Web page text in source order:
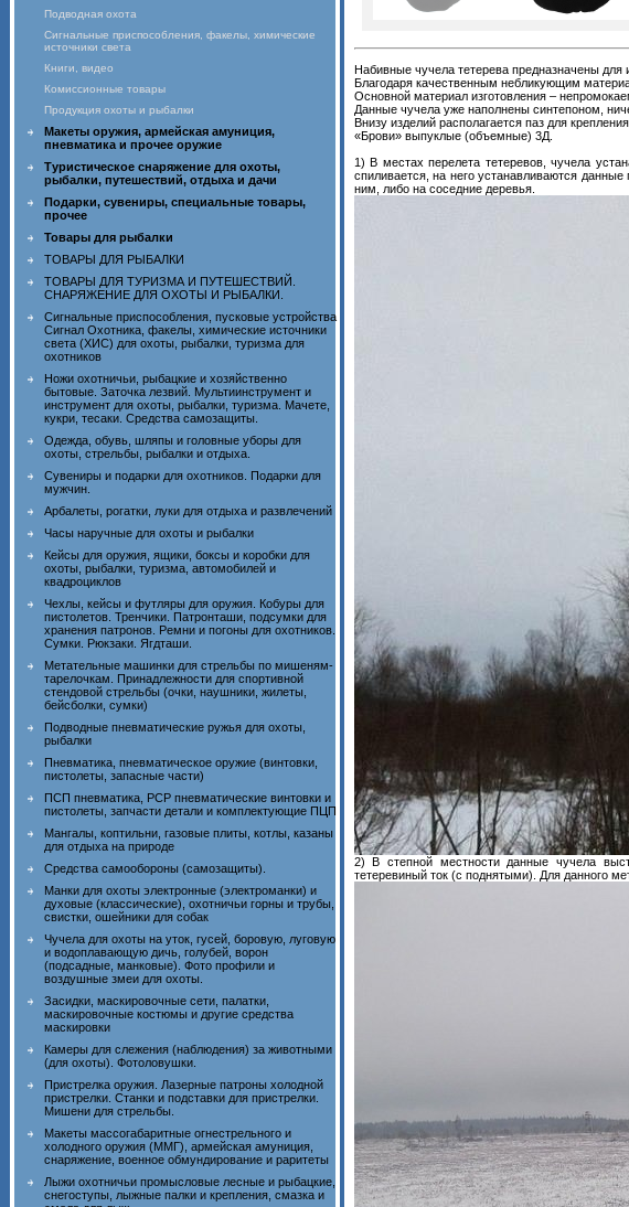
Подводная охота
Сигнальные приспособления, факелы, химические
источники света
Книги, видео
Комиссионные товары
Продукция охоты и рыбалки
Макеты оружия, армейская амуниция,
пневматика и прочее оружие
Туристическое снаряжение для охоты,
рыбалки, путешествий, отдыха и дачи
Подарки, сувениры, специальные товары,
прочее
Товары для рыбалки
ТОВАРЫ ДЛЯ РЫБАЛКИ
ТОВАРЫ ДЛЯ ТУРИЗМА И ПУТЕШЕСТВИЙ.
СНАРЯЖЕНИЕ ДЛЯ ОХОТЫ И РЫБАЛКИ.
Сигнальные приспособления, пусковые устройства
Сигнал Охотника, факелы, химические источники
света (ХИС) для охоты, рыбалки, туризма для
охотников
Ножи охотничьи, рыбацкие и хозяйственно
бытовые. Заточка лезвий. Мультиинструмент и
инструмент для охоты, рыбалки, туризма. Мачете,
кукри, тесаки. Средства самозащиты.
Одежда, обувь, шляпы и головные уборы для
охоты, стрельбы, рыбалки и отдыха.
Сувениры и подарки для охотников. Подарки для
мужчин.
Арбалеты, рогатки, луки для отдыха и развлечений
Часы наручные для охоты и рыбалки
Кейсы для оружия, ящики, боксы и коробки для
охоты, рыбалки, туризма, автомобилей и
квадроциклов
Чехлы, кейсы и футляры для оружия. Кобуры для
пистолетов. Тренчики. Патронташи, подсумки для
хранения патронов. Ремни и погоны для охотников.
Сумки. Рюкзаки. Ягдташи.
Метательные машинки для стрельбы по мишеням-
тарелочкам. Принадлежности для спортивной
стендовой стрельбы (очки, наушники, жилеты,
бейсболки, сумки)
Подводные пневматические ружья для охоты,
рыбалки
Пневматика, пневматическое оружие (винтовки,
пистолеты, запасные части)
ПСП пневматика, PCP пневматические винтовки и
пистолеты, запчасти детали и комплектующие ПЦП
Мангалы, коптильни, газовые плиты, котлы, казаны
для отдыха на природе
Средства самообороны (самозащиты).
Манки для охоты электронные (электроманки) и
духовые (классические), охотничьи горны и трубы,
свистки, ошейники для собак
Чучела для охоты на уток, гусей, боровую, луговую
и водоплавающую дичь, голубей, ворон
(подсадные, манковые). Фото профили и
воздушные змеи для охоты.
Засидки, маскировочные сети, палатки,
маскировочные костюмы и другие средства
маскировки
Камеры для слежения (наблюдения) за животными
(для охоты). Фотоловушки.
Пристрелка оружия. Лазерные патроны холодной
пристрелки. Станки и подставки для пристрелки.
Мишени для стрельбы.
Макеты массогабаритные огнестрельного и
холодного оружия (ММГ), армейская амуниция,
снаряжение, военное обмундирование и раритеты
Лыжи охотничьи промысловые лесные и рыбацкие,
снегоступы, лыжные палки и крепления, смазка и
Набивные чучела тетерева предназначены для
Благодаря качественным небликующим
Основной материал изготовления –
Данные чучела уже наполнены синтепоном,
Внизу изделий располагается паз для крепления
«Брови» выпуклые (объемные) 3Д.
1) В местах перелета тетеревов, чучела
спиливается, на него устанавливаются
ним, либо на соседние деревья.
2) В степной местности данные чучела
тетеревиный ток (с поднятыми). Для данного